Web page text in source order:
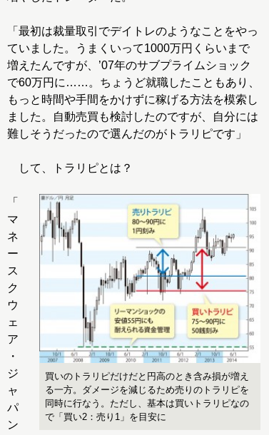
「最初は裁量取引でデイトレのようなことをやっ
ていました。うまくいって1000万円くらいまで
増えたんですが、’07年のサブプライムショック
で60万円に……。ちょうど就職したこともあり、
もっと時間や手間をかけずに稼げる方法を模索し
ました。自動売買も検討したのですが、自分には
難しそうだったので選んだのがトラリピです」
して、トラリピとは？
買いのトラリピだけだと円高のとき含み損が増え
る一方。ダメージを減じるため売りのトラリピを
同時に行なう。ただし、基本は買いトラリピなの
で「買い2：売り1」を目安に
「
マ
ネ
ー
ス
ク
ウ
ェ
ア
・
ジ
ャ
パ
ン